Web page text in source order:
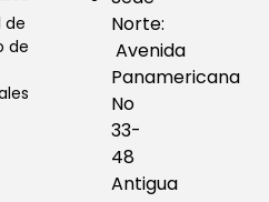
de
de
Norte:
Avenida
Panamericana
No
33-
48
Antigua